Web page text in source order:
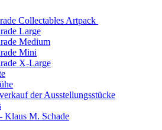
Collectables Artpack
Large
Medium
Mini
X-Large
der Ausstellungsstücke
Klaus M. Schade